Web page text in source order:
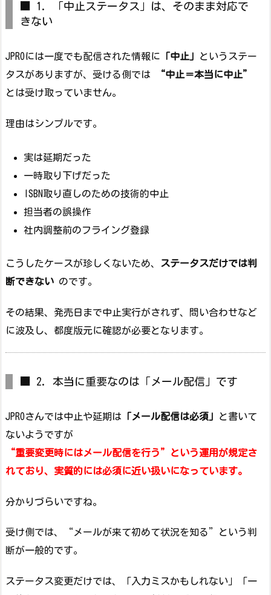
■ 1. 「中止ステータス」は、そのまま対応で
きない
JPROには一度でも配信された情報に 「中止」
というステー
タスがありますが、受ける側では
“中止＝本当に中止”
とは受け取っていません。
理由はシンプルです。
実は延期だった
一時取り下げだった
ISBN取り直しのための技術的中止
担当者の誤操作
社内調整前のフライング登録
こうしたケースが珍しくないため、
ステータスだけでは判
断できない のです。
その結果、発売日まで中止実行がされず、問い合わせなど
に波及し、都度版元に確認が必要となります。
■ 2. 本当に重要なのは「メール配信」です
JPROさんでは中止や延期は 「メール配信は必須」
と書いて
ないようですが
“重要変更時にはメール配信を行う”という運用が規定さ
れており、実質的には必須に近い扱いになっています。
分かりづらいですね。
受け側では、“メールが来て初めて状況を知る”という判
断が一般的です。
ステータス変更だけでは、「入力ミスかもしれない」「一